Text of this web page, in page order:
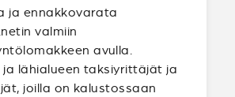
ja ennakkovarata
valmiin
avulla.
ja lähialueen taksiyrittäjät ja
joilla on kalustossaan